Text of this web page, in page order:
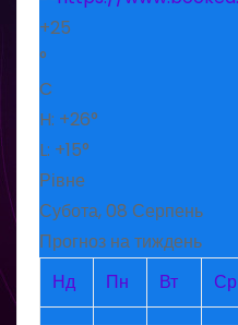
+25
°
C
H: +26°
L: +15°
Рівне
Субота, 08 Серпень
Прогноз на тиждень
Нд
Пн Вт Ср